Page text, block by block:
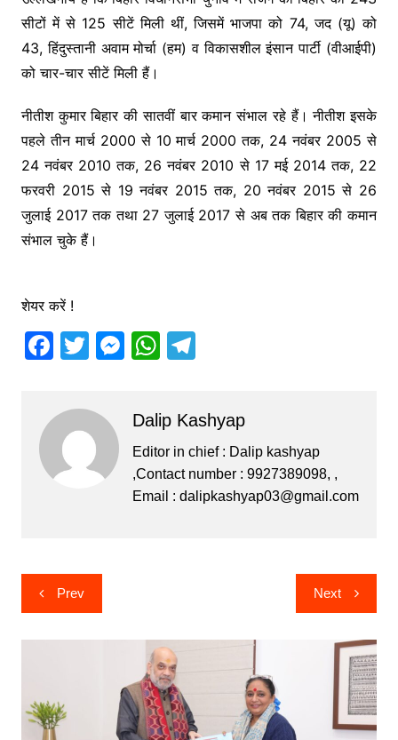
सीटों में से 125 सीटें मिली थीं, जिसमें भाजपा को 74, जद (यू) को
43, हिंदुस्तानी अवाम मोर्चा (हम) व विकासशील इंसान पार्टी (वीआईपी)
को चार-चार सीटें मिली हैं।
नीतीश कुमार बिहार की सातवीं बार कमान संभाल रहे हैं। नीतीश इसके
पहले तीन मार्च 2000 से 10 मार्च 2000 तक, 24 नवंबर 2005 से
24 नवंबर 2010 तक, 26 नवंबर 2010 से 17 मई 2014 तक, 22
फरवरी 2015 से 19 नवंबर 2015 तक, 20 नवंबर 2015 से 26
जुलाई 2017 तक तथा 27 जुलाई 2017 से अब तक बिहार की कमान
संभाल चुके हैं।
शेयर करें !
F
c
e
b
o
T
itt
er
M
s
e
n
W
s
A
p
T
gr
a
m
Dalip Kashyap
Editor in chief : Dalip kashyap
,Contact number : 9927389098, ,
Email : dalipkashyap03@gmail.com
Post
navigation
Prev Next